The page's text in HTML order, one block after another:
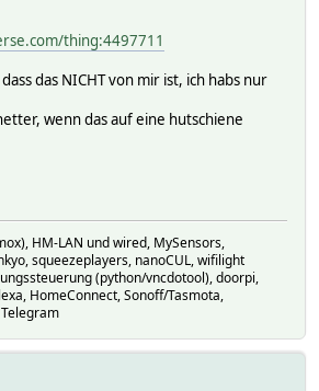
thing:4497711
das NICHT von mir ist, ich habs nur
wenn das auf eine hutschiene
HM-LAN und wired, MySensors,
squeezeplayers, nanoCUL, wifilight
(python/vncdotool), doorpi,
HomeConnect, Sonoff/Tasmota,